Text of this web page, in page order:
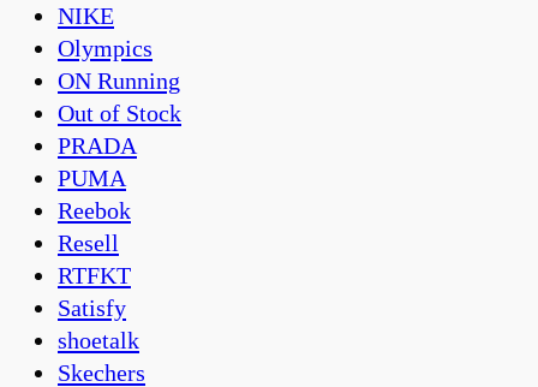
NIKE
Olympics
ON Running
Out of Stock
PRADA
PUMA
Reebok
Resell
RTFKT
Satisfy
shoetalk
Skechers